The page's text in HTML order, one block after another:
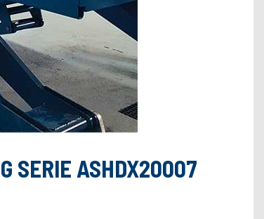
SERIE ASHDX20007